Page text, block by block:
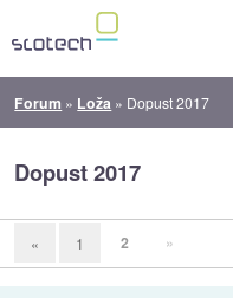
Forum » Loža » Dopust 2017
Dopust 2017
« 1 2 »